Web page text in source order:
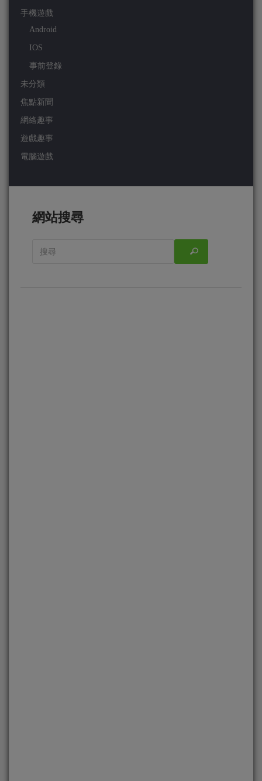
手機遊戲
Android
IOS
事前登錄
未分類
焦點新聞
網絡趣事
遊戲趣事
電腦遊戲
網站搜尋